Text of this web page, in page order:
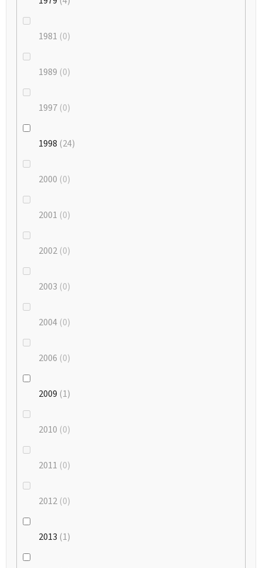
1981 0
1989 0
1997 0
1998 24
2000 0
2001 0
2002 0
2003 0
2004 0
2006 0
2009 1
2010 0
2011 0
2012 0
2013 1